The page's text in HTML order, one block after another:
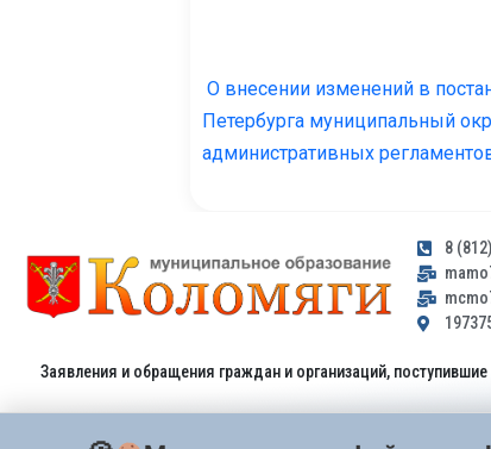
О внесении изменений в
Петербурга муниципальный
административных
8
Заявления и обращения граждан и организаций,